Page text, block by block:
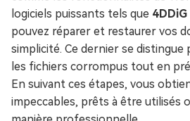
logiciels puissants tels que
pouvez réparer et restaurer vos
simplicité. Ce dernier se distingue
les fichiers corrompus tout en
En suivant ces étapes, vous
impeccables, prêts à être utilisés